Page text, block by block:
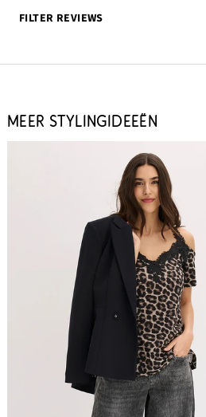
FILTER REVIEWS
MEER STYLINGIDEEËN